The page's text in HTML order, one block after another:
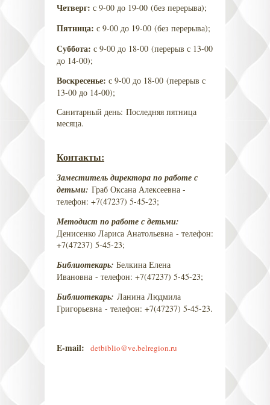
Четверг: с 9-00 до 19-00 (без перерыва);
Пятница: с 9-00 до 19-00 (без перерыва);
Суббота: с 9-00 до 18-00 (перерыв с 13-00
до 14-00);
Воскресенье: с 9-00 до 18-00 (перерыв с
13-00 до 14-00);
Санитарный день: Последняя пятница
месяца.
Контакты:
Заместитель директора по работе с
детьми: Граб Оксана Алексеевна -
телефон: +7(47237) 5-45-23;
Методист по работе с детьми:
Денисенко Лариса Анатольевна - телефон:
+7(47237) 5-45-23;
Библиотекарь: Белкина Елена
Ивановна - телефон: +7(47237) 5-45-23;
Библиотекарь: Ланина Людмила
Григорьевна - телефон: +7(47237) 5-45-23.
E-mail: detbiblio@ve.belregion.ru